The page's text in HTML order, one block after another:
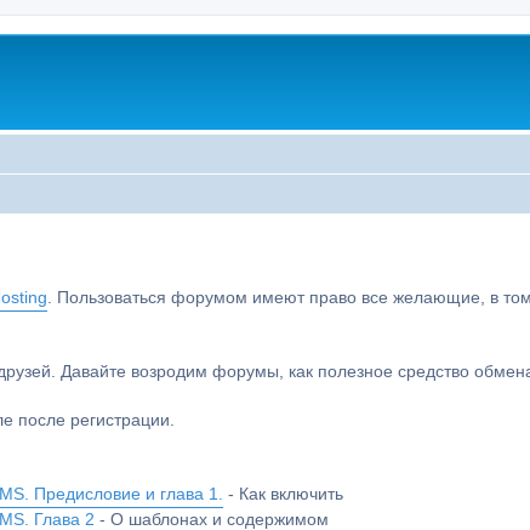
. Пользоваться форумом имеют право все желающие, в
Давайте возродим форумы, как полезное средство
регистрации.
Предисловие и глава 1.
- Как включить
Глава 2 - О шаблонах и содержимом